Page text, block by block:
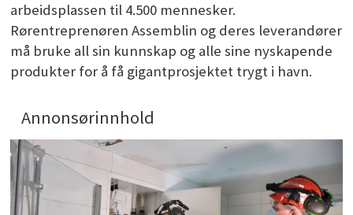
arbeidsplassen til 4.500 mennesker.
Rørentreprenøren Assemblin og deres leverandører
må bruke all sin kunnskap og alle sine nyskapende
produkter for å få gigantprosjektet trygt i havn.
Annonsørinnhold